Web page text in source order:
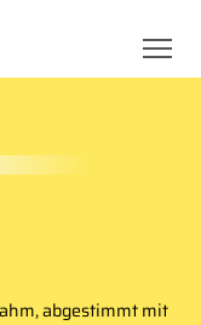
abgestimmt mit